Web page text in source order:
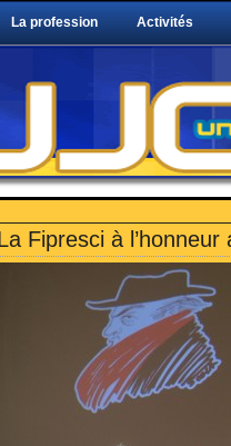
La profession Activités
Fipresci à